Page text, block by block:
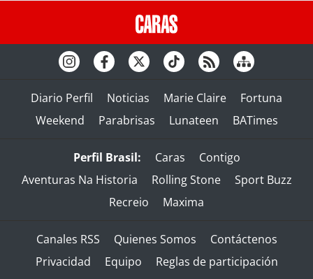
Diario Perfil Noticias Marie Claire
Fortuna
Weekend
Parabrisas Lunateen BATimes
Perfil Brasil: Caras
Contigo
Aventuras Na Historia
Rolling Stone
Sport Buzz
Recreio
Maxima
Canales RSS Quienes Somos
Contáctenos
Privacidad
Equipo
Reglas de participación